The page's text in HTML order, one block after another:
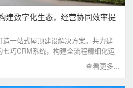
建数字化生态，经营协同效率提
一站式屋顶建设解决方案。共力建
巧CRM系统，构建全流程精细化运
查看更多...